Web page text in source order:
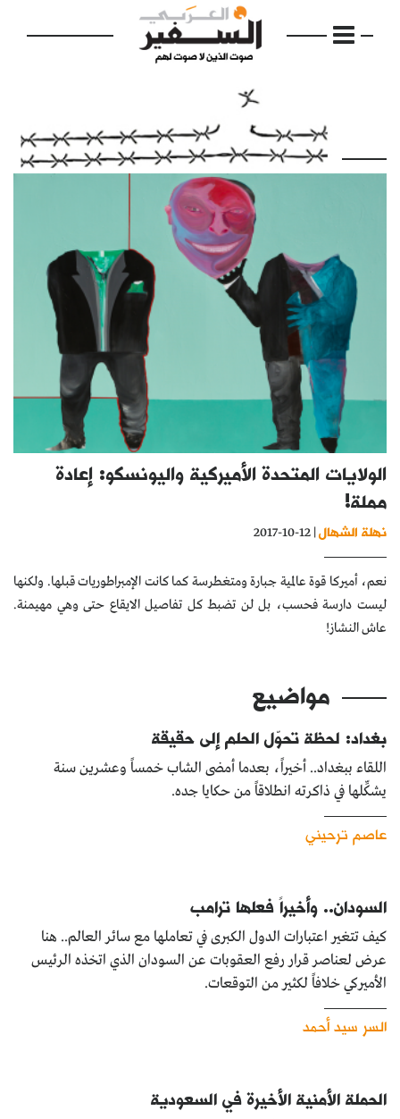
إفتتاحية
فكرة
دفاتر
بالصورة
كتّابنا
الأرشيف
الولايات المتحدة الأميركية واليونسكو: إعادة
مملة!
نهلة الشهال| 12-10-2017
نعم، أميركا قوة عالمية جبارة ومتغطرسة كما كانت الإمبراطوريات قبلها. ولكنها
ليست دارسة فحسب، بل لن تضبط كل تفاصيل الايقاع حتى وهي مهيمنة.
عاش النشاز!
مواضيع
بغداد: لحظة تحوّل الحلم إلى حقيقة
اللقاء ببغداد.. أخيراً، بعدما أمضى الشاب خمساً وعشرين سنة
يشكِّلها في ذاكرته انطلاقاً من حكايا جده.
عاصم ترحيني
السودان.. وأخيراً فعلها ترامب
كيف تتغير اعتبارات الدول الكبرى في تعاملها مع سائر العالم.. هنا
عرض لعناصر قرار رفع العقوبات عن السودان الذي اتخذه الرئيس
الأميركي خلافاً لكثير من التوقعات.
السر سيد أحمد
الحملة الأمنية الأخيرة في السعودية